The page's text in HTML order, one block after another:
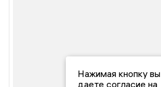
Нажимая кнопку вы
даете согласие на